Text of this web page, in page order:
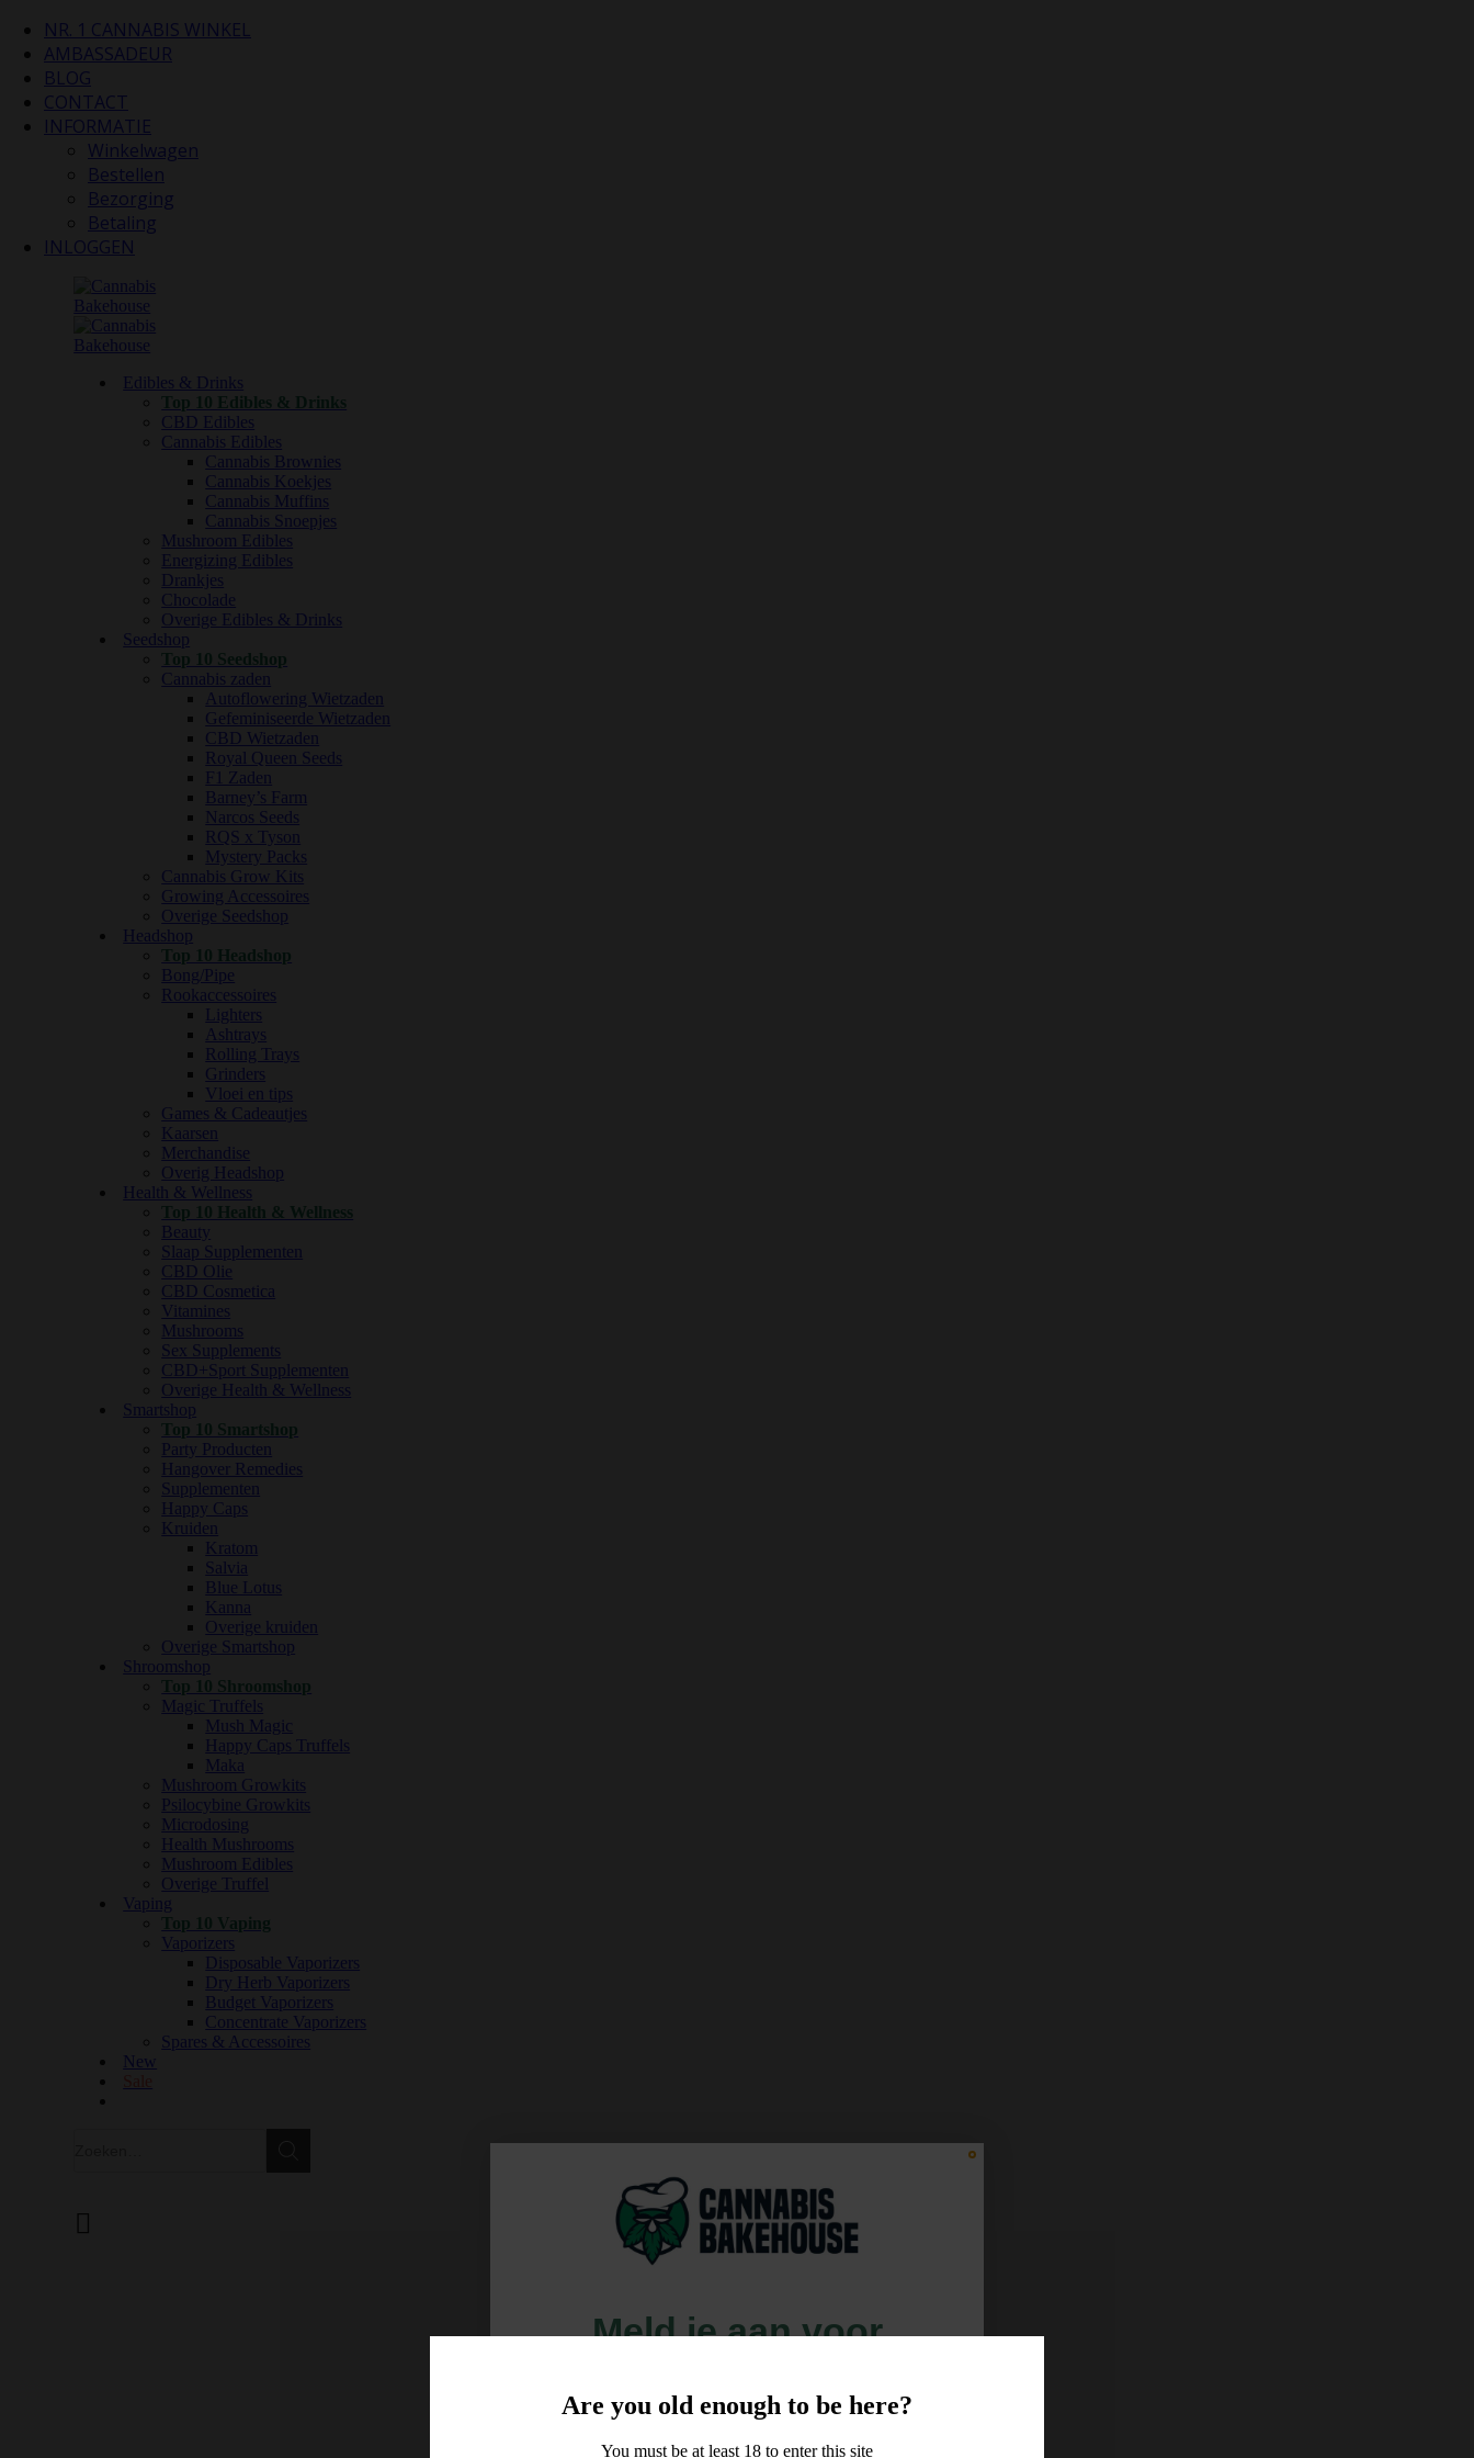
Are you old enough to be here?
You must be at least 18 to enter this site
NR. 1 CANNABIS WINKEL
AMBASSADEUR
BLOG
CONTACT
INFORMATIE
Winkelwagen
Bestellen
Bezorging
Betaling
INLOGGEN
Edibles & Drinks
Top 10 Edibles & Drinks
CBD Edibles
Cannabis Edibles
Cannabis Brownies
Cannabis Koekjes
Cannabis Muffins
Cannabis Snoepjes
Mushroom Edibles
Energizing Edibles
Drankjes
Chocolade
Overige Edibles & Drinks
Seedshop
Top 10 Seedshop
Cannabis zaden
Autoflowering Wietzaden
Gefeminiseerde Wietzaden
CBD Wietzaden
Royal Queen Seeds
F1 Zaden
Barney’s Farm
Narcos Seeds
RQS x Tyson
Mystery Packs
Cannabis Grow Kits
Growing Accessoires
Overige Seedshop
Headshop
Top 10 Headshop
Bong/Pipe
Rookaccessoires
Lighters
Ashtrays
Rolling Trays
Grinders
Vloei en tips
Games & Cadeautjes
Kaarsen
Merchandise
Overig Headshop
Health & Wellness
Top 10 Health & Wellness
Beauty
Slaap Supplementen
CBD Olie
CBD Cosmetica
Vitamines
Mushrooms
Sex Supplements
CBD+Sport Supplementen
Overige Health & Wellness
Smartshop
Top 10 Smartshop
Party Producten
Hangover Remedies
Supplementen
Happy Caps
Kruiden
Kratom
Salvia
Blue Lotus
Kanna
Overige kruiden
Overige Smartshop
Shroomshop
Top 10 Shroomshop
Magic Truffels
Mush Magic
Happy Caps Truffels
Maka
Mushroom Growkits
Psilocybine Growkits
Microdosing
Health Mushrooms
Mushroom Edibles
Overige Truffel
Vaping
Top 10 Vaping
Vaporizers
Disposable Vaporizers
Dry Herb Vaporizers
Budget Vaporizers
Concentrate Vaporizers
Spares & Accessoires
New
Meld je aan voor
10% korting